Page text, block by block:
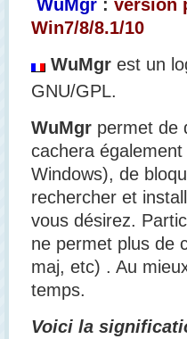
WuMgr : version
Win7/8/8.1/10
WuMgr est un
GNU/GPL.
WuMgr permet de
cachera
Windows), de
rechercher et
vous désirez.
ne permet plus de
maj, etc) . Au
temps.
Voici la